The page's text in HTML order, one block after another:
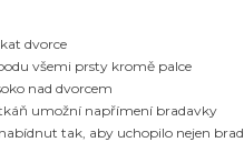
dvorce
všemi prsty kromě palce
nad dvorcem
umožní napřímení bradavky
tak, aby uchopilo nejen